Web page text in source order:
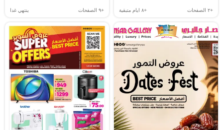
+٢ الصفحات +٨ ايام متبقية +٩ الصفحات ينتهي غدا